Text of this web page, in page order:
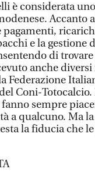
è considerata
Accanto
e la
di
anche
Federazione
Coni-Totocalcio.
sempre
a qualcuno. Ma
la fiducia che